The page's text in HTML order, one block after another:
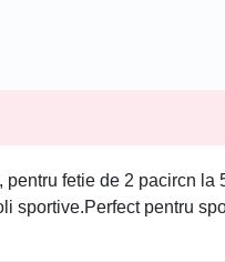
pentru fetie de 2 pacircn
sportive.Perfect pentru